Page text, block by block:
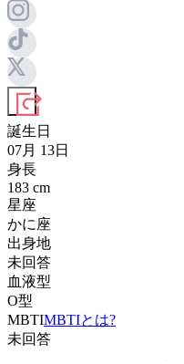
誕生日
07月 13日
身長
183 cm
星座
かに座
出身地
未回答
血液型
O型
MBTIMBTIとは?
未回答